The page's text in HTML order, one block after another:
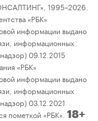
1995–2026.
«РБК»
информации выдано
информационных
09.12.2015
«РБК»
информации выдано
информационных
03.12.2021
«РБК». 18+